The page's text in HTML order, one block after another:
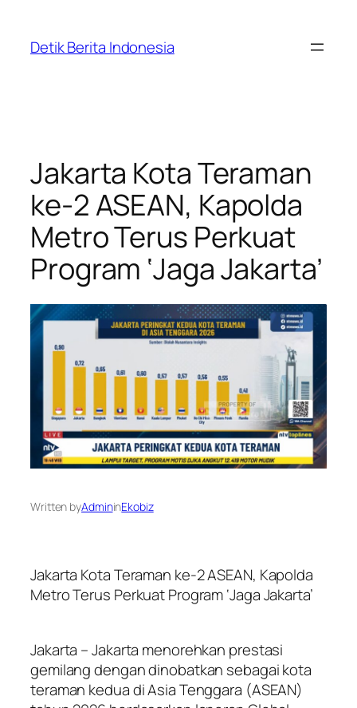
content
Detik Berita Indonesia
Jakarta Kota Teraman
ke-2 ASEAN, Kapolda
Metro Terus Perkuat
Program ‘Jaga Jakarta’
Written byAdmininEkobiz
Jakarta Kota Teraman ke-2 ASEAN, Kapolda
Metro Terus Perkuat Program ‘Jaga Jakarta’
Jakarta – Jakarta menorehkan prestasi
gemilang dengan dinobatkan sebagai kota
teraman kedua di Asia Tenggara (ASEAN)